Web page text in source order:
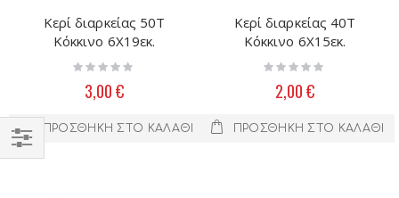
Κερί διαρκείας 50Τ
Κόκκινο 6Χ19εκ.
Rating:
3,00 €
ΠΡΟΣΘΉΚΗ ΣΤΟ ΚΑΛΆΘΙ
Κερί διαρκείας 40Τ
Κόκκινο 6X15εκ.
Rating:
2,00 €
ΠΡΟΣΘΉΚΗ ΣΤΟ ΚΑΛΆΘΙ
Filter